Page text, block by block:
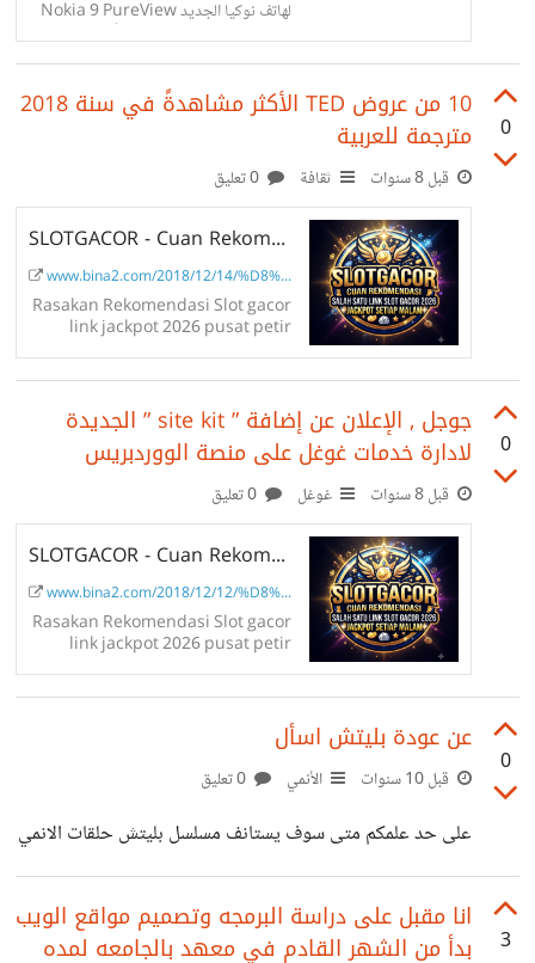
لهاتف نوكيا الجديد Nokia 9 PureView
هاتف بـ5 كاميرات خلفية فضلاً عن كاميرا
0
10 من عروض TED الأكثر مشاهدةً في سنة 2018
مترجمة للعربية
قبل 8 سنوات ثقافة
SLOTGACOR - Cuan Rekomendasi salah satu Link Slot Gacor 2026 Jackpot Setiap...
www.bina2.com/2018/12/14/%D8%B...
Rasakan Rekomendasi Slot gacor
link jackpot 2026 pusat petir
x1000 dengan kemenangan
0
جوجل , الإعلان عن إضافة ” site kit ” الجديدة
لادارة خدمات غوغل على منصة الووردبريس
قبل 8 سنوات غوغل
SLOTGACOR - Cuan Rekomendasi salah satu Link Slot Gacor 2026 Jackpot Setiap...
www.bina2.com/2018/12/12/%D8%A...
Rasakan Rekomendasi Slot gacor
link jackpot 2026 pusat petir
x1000 dengan kemenangan
0
عن عودة بليتش اسأل
قبل 10 سنوات الأنمي
على حد علمكم متى سوف يستانف مسلسل بليتش حلقات الانمي
3
انا مقبل على دراسة البرمجه وتصميم مواقع الويب
بدأ من الشهر القادم في معهد بالجامعه لمده